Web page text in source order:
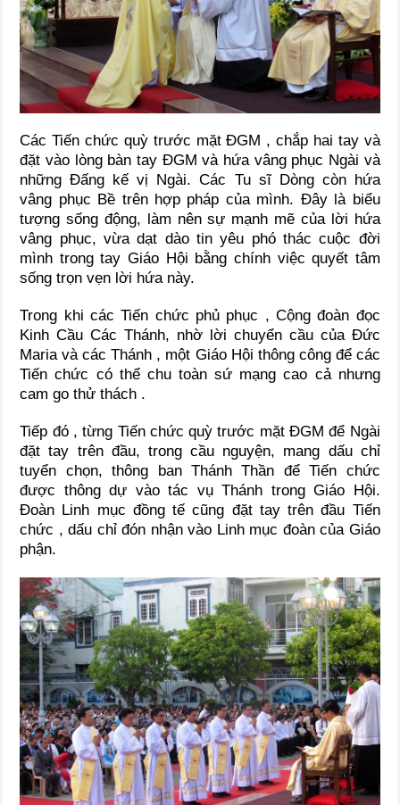
Các Tiến chức quỳ trước mặt ĐGM , chắp hai tay và
đặt vào lòng bàn tay ĐGM và hứa vâng phục Ngài và
những Đấng kế vị Ngài. Các Tu sĩ Dòng còn hứa
vâng phục Bề trên hợp pháp của mình. Đây là biểu
tượng sống động, làm nên sự mạnh mẽ của lời hứa
vâng phục, vừa dạt dào tin yêu phó thác cuộc đời
mình trong tay Giáo Hội bằng chính việc quyết tâm
sống trọn vẹn lời hứa này.
Trong khi các Tiến chức phủ phục , Cộng đoàn đọc
Kinh Cầu Các Thánh, nhờ lời chuyển cầu của Đức
Maria và các Thánh , một Giáo Hội thông công để các
Tiến chức có thể chu toàn sứ mạng cao cả nhưng
cam go thử thách .
Tiếp đó , từng Tiến chức quỳ trước mặt ĐGM để Ngài
đặt tay trên đầu, trong cầu nguyện, mang dấu chỉ
tuyển chọn, thông ban Thánh Thần để Tiến chức
được thông dự vào tác vụ Thánh trong Giáo Hội.
Đoàn Linh mục đồng tế cũng đặt tay trên đầu Tiến
chức , dấu chỉ đón nhận vào Linh mục đoàn của Giáo
phận.